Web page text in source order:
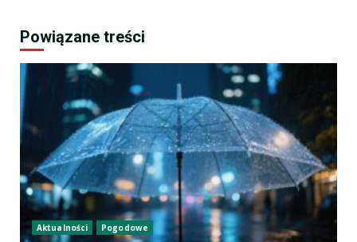
Powiązane treści
Aktualności Pogodowe